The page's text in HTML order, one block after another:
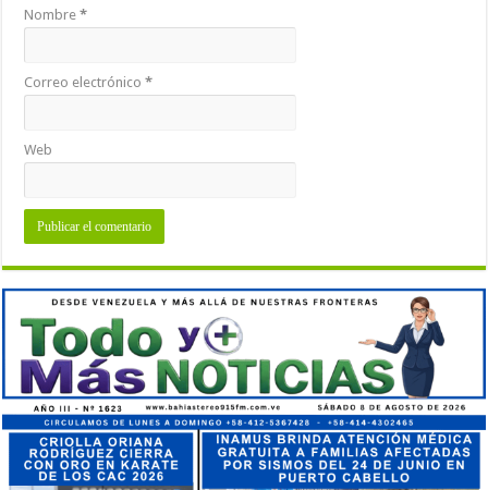
Nombre*
Correo electrónico*
Web